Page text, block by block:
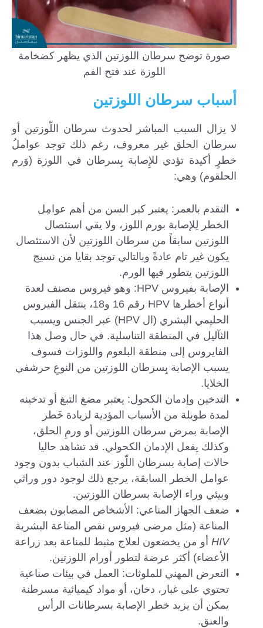
صورة توضح سرطان اللوزتين الذي يظهر كضخامة
اللوزة عند فتح الفم
أسباب سرطان اللوزتين
لا يزال السبب المباشر لحدوث سرطان اللّوزتين أو
سرطان الحلق غير معروف، رغم ذلك توجد عواملُ
خطرٍ أكيدة تؤدي للإِصابة بِسرطان في اللوزة (وَرم
الحلقوم) وهي:
التقدم بالعمر: يعتبر كبر السن من أهم عوامِل
الخطر لِلإصابة بورم اللوز، ولا يقي استئصال
اللوزتين سابقاً من سرطان اللوزتين لأن الاستئصال
يكون غير تام عادةً وبالتالي توجد بقايا من نسيج
اللوزتين يتطور فيها الورم.
الإصابة بفيروس HPV: وهو فيروس مصنف لعدة
أنواع أخطرها HPV رقم 16 و18، ينتقل الفيروس
الحليمي البشري (ال HPV) عبر الجنس ويسبب
الثآليل في المنطقة التناسلية. في حال وصل هذا
الفايروس إلى منطقة البلعوم واللوزات فسوف
يسبب الإصابة بِسرطان اللوزتين من النوعِ حرشفي
الخلايا.
التدخين وإدمان الكحول: يعتبر مضغ التبغ أو تدخينه
لمدة طويلة من الأسباب المؤدية لزيادة خَطر
الإصابة بمرض سرطان اللوزتين أو ورمِ الحلق،
وكذلك يفعل الإدمان الكحولي. قد تشاهد حاليا
حالات إصابة بسرطان اللّوز عند الشباب بدون وجود
عوامل الخطر السابقة، يرجع ذلك لوجود دور وراثي
وبيئي وراء الإصابة بسرطان اللوزتين.
ضعف الجهاز المناعي: الأشخاص المصابون بضعف
المناعة (مثل مرضى فيروس نقص المناعة البشرية
HIV أو من يخضعون لعلاج مثبط للمناعة بعد زراعة
الأعضاء) أكثر عرضة لتطور أورام اللوزتين.
التعرض المهني للملوثات: العمل في بيئات صناعية
تحتوي على غبار، دخان، أو مواد كيميائية مسرطنة
يمكن أن يزيد خطر الإصابة بسرطانات الرأس
والعنق.